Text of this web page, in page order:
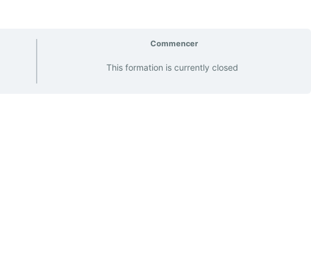
Commencer
This formation is currently closed